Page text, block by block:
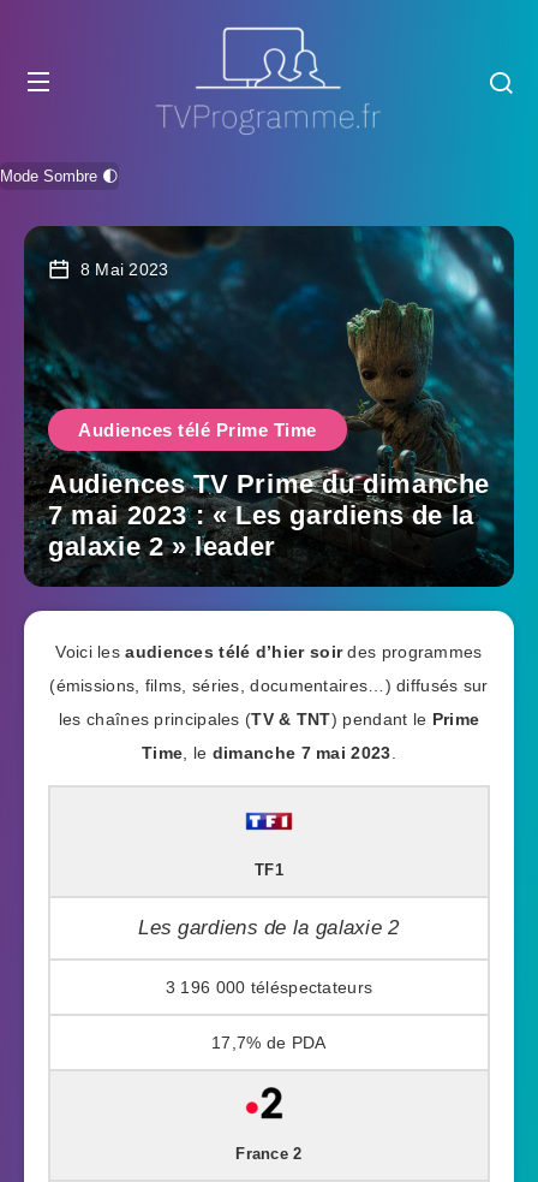
Mode Sombre 🌓
8 Mai 2023
Audiences télé Prime Time
Audiences TV Prime du dimanche
7 mai 2023 : « Les gardiens de la
galaxie 2 » leader
Voici lesaudiences télé d’hier soirdes programmes
(émissions, films, séries, documentaires…) diffusés sur
les chaînes principales (TV & TNT) pendant le Prime
Time , le dimanche 7 mai 2023
TF1
Les gardiens de la galaxie 2
3 196 000
17,7%
France 2